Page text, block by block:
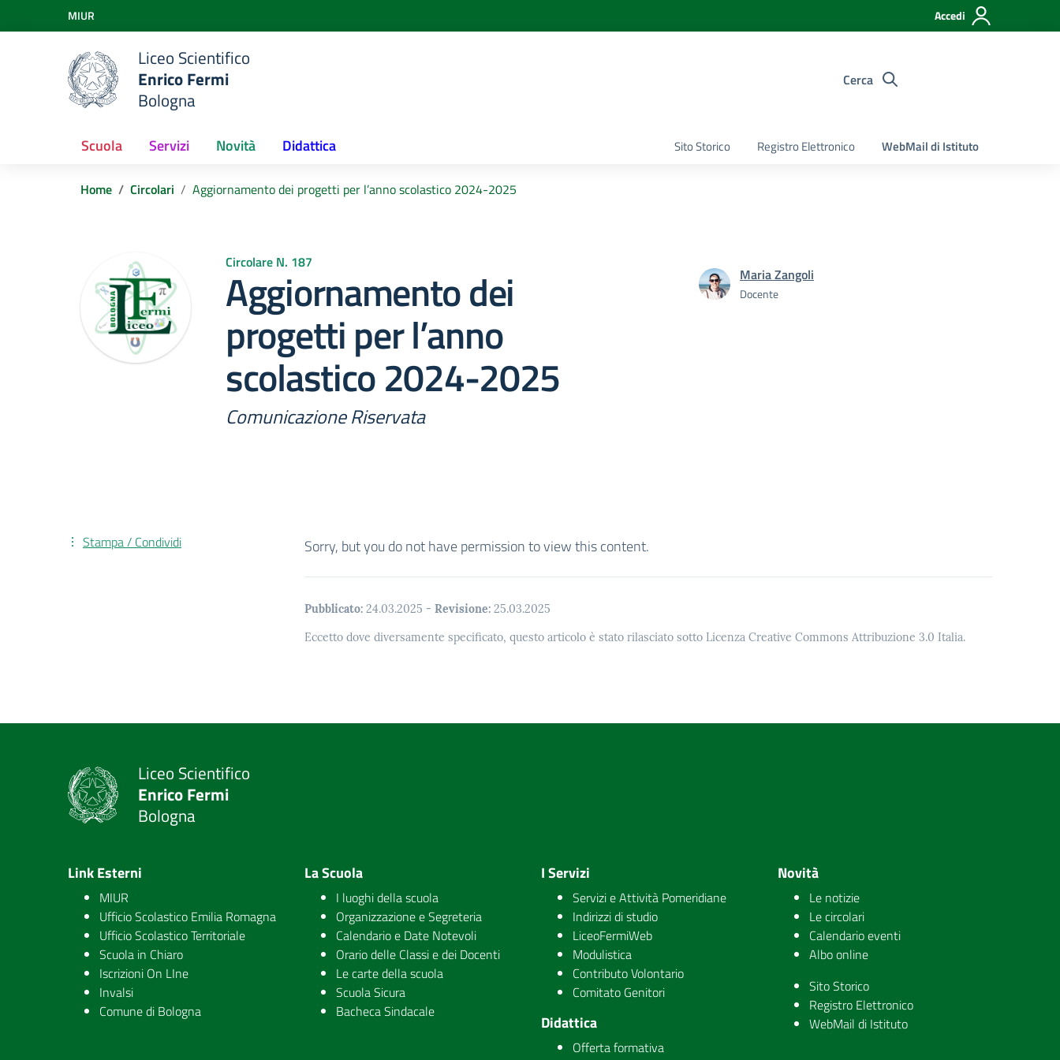
Vai ai contenuti
Vai al menu di navigazione
Vai al footer
MIUR Accedi
Liceo Scientifico
Enrico Fermi
Bologna
Cerca
Sito Storico Registro Elettronico WebMail di Istituto
Scuola Servizi Novità Didattica
Home Circolari Aggiornamento dei progetti per l’anno scolastico 2024-2025
Circolare N. 187
Aggiornamento dei
progetti per l’anno
scolastico 2024-2025
Comunicazione Riservata
Maria Zangoli
Docente
Sorry, but you do not have permission to view this content.
Pubblicato: 24.03.2025 - Revisione: 25.03.2025
Eccetto dove diversamente specificato, questo articolo è stato rilasciato sotto Licenza Creative Commons Attribuzione 3.0 Italia.
Stampa / Condividi
Liceo Scientifico
Enrico Fermi
Bologna
Link Esterni
MIUR
Ufficio Scolastico Emilia Romagna
Ufficio Scolastico Territoriale
Scuola in Chiaro
Iscrizioni On LIne
Invalsi
Comune di Bologna
La Scuola
I luoghi della scuola
Organizzazione e Segreteria
Calendario e Date Notevoli
Orario delle Classi e dei Docenti
Le carte della scuola
Scuola Sicura
Bacheca Sindacale
I Servizi
Servizi e Attività Pomeridiane
Indirizzi di studio
LiceoFermiWeb
Modulistica
Contributo Volontario
Comitato Genitori
Didattica
Offerta formativa
Novità
Le notizie
Le circolari
Calendario eventi
Albo online
Sito Storico
Registro Elettronico
WebMail di Istituto